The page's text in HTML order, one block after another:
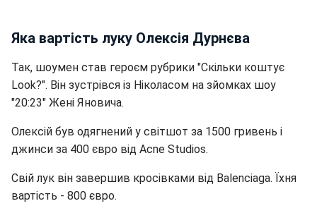
Яка вартість луку Олексія Дурнєва
Так, шоумен став героєм рубрики "Скільки коштує
Look?". Він зустрівся із Ніколасом на зйомках шоу
"20:23" Жені Яновича.
Олексій був одягнений у світшот за 1500 гривень і
джинси за 400 євро від Acne Studios.
Свій лук він завершив кросівками від Balenciaga. Їхня
вартість - 800 євро.